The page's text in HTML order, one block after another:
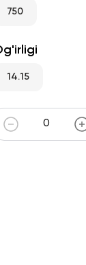
750
14.15